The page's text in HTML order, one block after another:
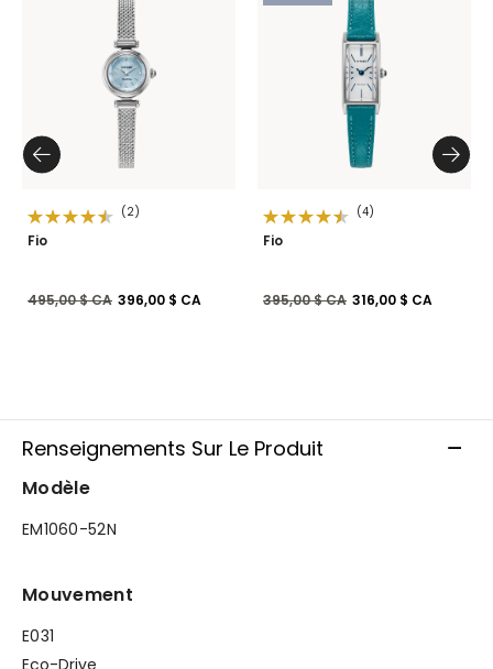
(2)
Fio
Prix réduit de
495,00 $ CAà396,00 $ CA
(4)
Fio
Prix réduit de
395,00 $ CAà316,00 $ CA
Renseignements Sur Le Produit
Modèle
EM1060-52N
Mouvement
E031